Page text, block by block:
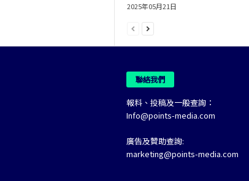
2025年05月21日
聯絡我們
報料、投稿及一般查詢：
Info@points-media.com
廣告及贊助查詢:
marketing@points-media.com